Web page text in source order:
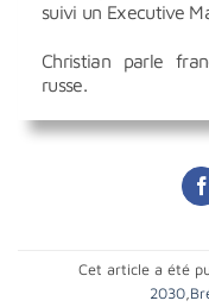
suivi un Executive
Christian parle
russe.
Cet article a été
2030,